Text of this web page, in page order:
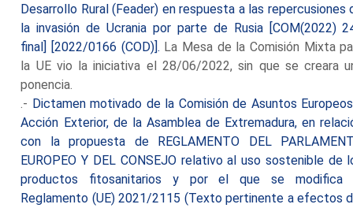
Desarrollo Rural (Feader) en respuesta a las repercusiones
la invasión de Ucrania por parte de Rusia [COM(2022)
final] [2022/0166 (COD)]. La Mesa de la Comisión Mixta
la UE vio la iniciativa el 28/06/2022, sin que se creara
ponencia.
.- Dictamen motivado de la Comisión de Asuntos
Acción Exterior, de la Asamblea de Extremadura, en
con la propuesta de REGLAMENTO DEL
EUROPEO Y DEL CONSEJO relativo al uso sostenible de
productos fitosanitarios y por el que se modifica
Reglamento (UE) 2021/2115 (Texto pertinente a efectos